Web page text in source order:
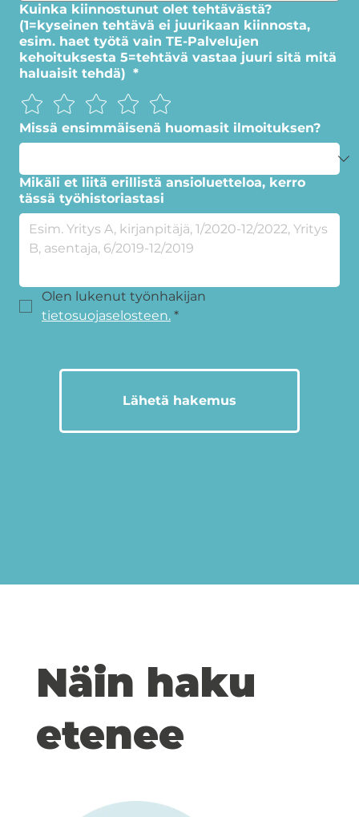
Kuinka kiinnostunut olet tehtävästä?
(1=kyseinen tehtävä ei juurikaan kiinnosta,
esim. haet työtä vain TE-Palvelujen
kehoituksesta 5=tehtävä vastaa juuri sitä mitä
haluaisit tehdä) *
Missä ensimmäisenä huomasit ilmoituksen?
Mikäli et liitä erillistä ansioluetteloa, kerro
tässä työhistoriastasi
tietosuojaselosteen. *
Lähetä hakemus
Näin haku
etenee